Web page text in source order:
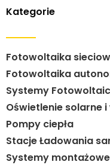
Kategorie
Fotowoltaika
Fotowoltaika
Systemy
Oświetlenie solarne
Pompy ciepła
Stacje Ładowania
Systemy montażowe